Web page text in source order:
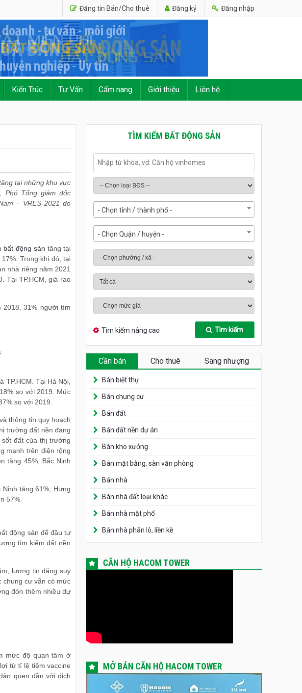
Đăng tin Bán/Cho thuê Đăng ký Đăng nhập
Kiến Trúc Tư Vấn Cẩm nang Giới thiệu Liên hệ
tại những khu vực
Phó Tổng giám đốc
– VRES 2021 do
bất động sản tăng tại
Trong khi đó, tại
nhà riêng năm 2021
Tại TP.HCM, giá rao
2018, 31% người tìm
Tại Hà Nội,
so với 2019. Mức
so với 2019.
thông tin quy hoạch
trường đất nền đang
đất của thị trường
mạnh trên diện rộng
tăng 45%, Bắc Ninh
tăng 61%, Hưng
57%.
động sản để đầu tư
tìm kiếm đất nền
lượng tin đăng suy
chung cư vẫn có mức
đón thêm nhiều dự
mức độ quan tâm ở
từ tỉ lệ tiêm vaccine
quen dần với dịch
TÌM KIẾM BẤT ĐỘNG SẢN
- Chọn tỉnh / thành phố -
- Chọn Quận / huyện -
Tìm kiếm nâng cao Tìm kiếm
Cần bán Cho thuê Sang nhượng
Bán biệt thự
Bán chung cư
Bán đất
Bán đất nền dự án
Bán kho xưởng
Bán mặt bằng, sàn văn phòng
Bán nhà
Bán nhà đất loại khác
Bán nhà mặt phố
Bán nhà phân lô, liền kề
CĂN HỘ HACOM TOWER
MỞ BÁN CĂN HỘ HACOM TOWER